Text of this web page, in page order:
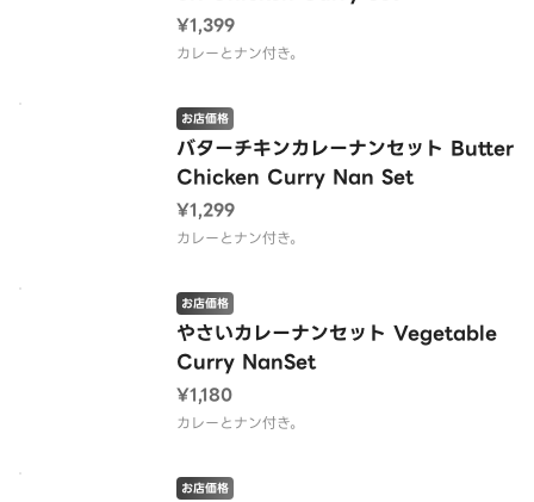
¥1,399
カレーとナン付き。
バターチキンカレーナンセット Butter
Chicken Curry Nan Set
お店価格
¥1,299
カレーとナン付き。
やさいカレーナンセット Vegetable
Curry NanSet
お店価格
¥1,180
カレーとナン付き。
お店価格